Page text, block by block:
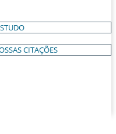
CITAÇÕES